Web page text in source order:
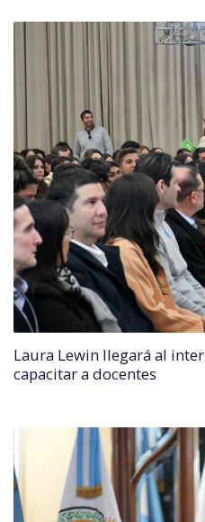
Laura Lewin llegará al
capacitar a docentes